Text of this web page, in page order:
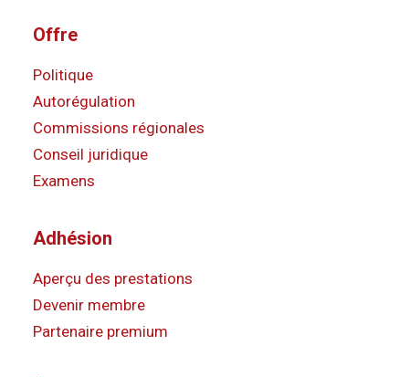
Offre
Politique
Autorégulation
Commissions régionales
Conseil juridique
Examens
Adhésion
Aperçu des prestations
Devenir membre
Partenaire premium